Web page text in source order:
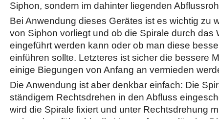
Siphon, sondern im dahinter liegenden
Bei Anwendung dieses Gerätes ist es wichtig zu
von Siphon vorliegt und ob die Spirale durch das
eingeführt werden kann oder ob man diese
einführen sollte. Letzteres ist sicher die bessere
einige Biegungen von Anfang an vermieden
Die Anwendung ist aber denkbar einfach: Die
ständigem Rechtsdrehen in den Abfluss
wird die Spirale fixiert und unter Rechtsdrehung